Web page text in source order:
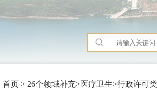
首页 > 26个领域补充>医疗卫生>行政许可